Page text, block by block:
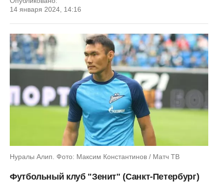
14 января 2024, 14:16
Нуралы Алип. Фото: Максим Константинов / Матч ТВ
Футбольный клуб "Зенит" (Санкт-Петербург)